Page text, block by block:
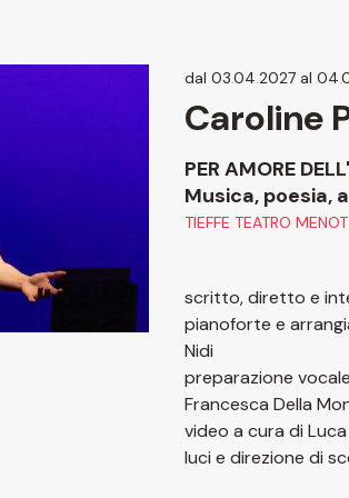
dal 03.04.2027 al 04.
Caroline
PER AMORE
Musica, poesia,
TIEFFE TEATRO
scritto, diretto e
pianoforte e
Nidi
preparazione vocale
Francesca Della
video a cura di Luca
luci e direzione di